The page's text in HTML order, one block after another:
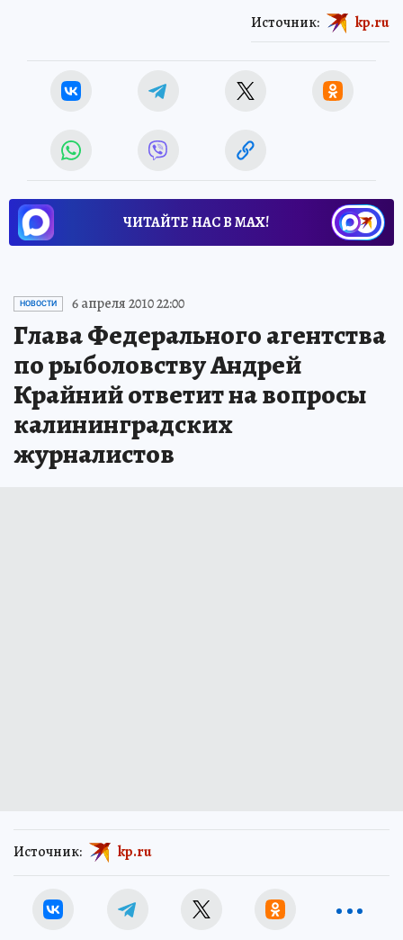
Источник: kp.ru
ЧИТАЙТЕ НАС В МАХ!
НОВОСТИ 6 апреля 2010 22:00
Глава Федерального агентства
по рыболовству Андрей
Крайний ответит на вопросы
калининградских
журналистов
Источник: kp.ru